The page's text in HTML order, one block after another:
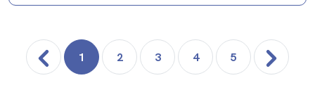
1 2 3 4 5